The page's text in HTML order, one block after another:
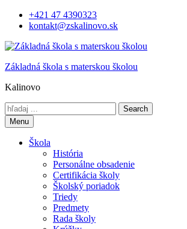
Skip
+421 47 4390323
kontakt@zskalinovo.sk
Základná škola s materskou školou
Kalinovo
Search
for:Menu
Škola
História
Personálne obsadenie
Certifikácia školy
Školský poriadok
Triedy
Predmety
Rada školy